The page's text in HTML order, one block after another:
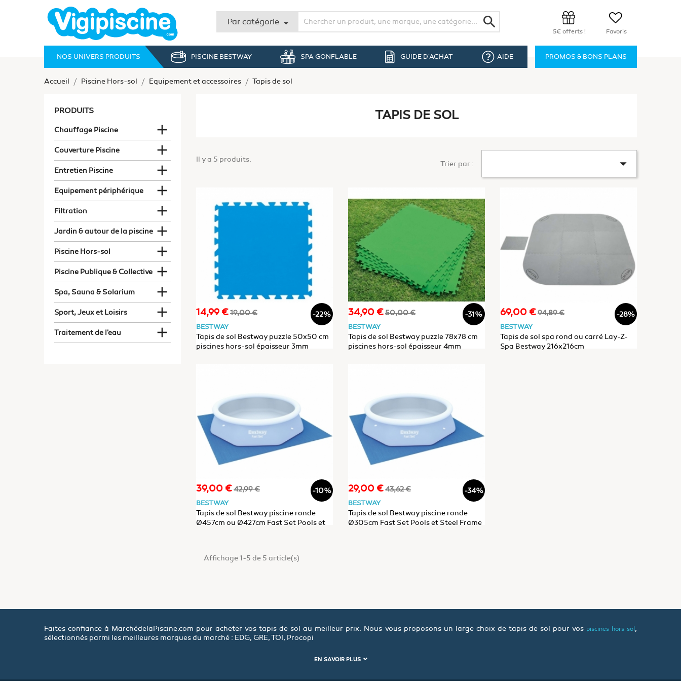
Par catégorie search
Favoris
5€ offerts !
NOS UNIVERS PRODUITS PISCINE BESTWAY SPA GONFLABLE GUIDE D'ACHAT AIDE PROMOS & BONS PLANS
Accueil Piscine Hors-sol Equipement et accessoires Tapis de sol
PRODUITS
Chauffage Piscine 
Couverture Piscine 
Entretien Piscine 
Equipement périphérique 
Filtration 
Jardin & autour de la piscine 
Piscine Hors-sol 
Piscine Publique & Collective 
Spa, Sauna & Solarium 
Sport, Jeux et Loisirs 
Traitement de l'eau 
TAPIS DE SOL
Il y a 5 produits. Trier par : 
Prix
14,99 €Prix
19,00 € -22%
BESTWAY
Tapis de sol Bestway puzzle 50x50 cm
piscines hors-sol épaisseur 3mm
Prix
34,90 €Prix
50,00 € -31%
BESTWAY
Tapis de sol Bestway puzzle 78x78 cm
piscines hors-sol épaisseur 4mm
Prix
69,00 €Prix
94,89 € -28%
BESTWAY
Tapis de sol spa rond ou carré Lay-Z-
Spa Bestway 216x216cm
Prix
39,00 €Prix
42,99 € -10%
BESTWAY
Tapis de sol Bestway piscine ronde
Ø457cm ou Ø427cm Fast Set Pools et
Prix
29,00 €Prix
43,62 € -34%
BESTWAY
Tapis de sol Bestway piscine ronde
Ø305cm Fast Set Pools et Steel Frame
Affichage 1-5 de 5 article(s)
Faites confiance à MarchédelaPiscine.com pour acheter vos tapis de sol au meilleur prix. Nous vous proposons un large choix de tapis de sol pour vos piscines hors sol ,
sélectionnés parmi les meilleures marques du marché : EDG, GRE, TOI, Procopi
EN SAVOIR PLUS